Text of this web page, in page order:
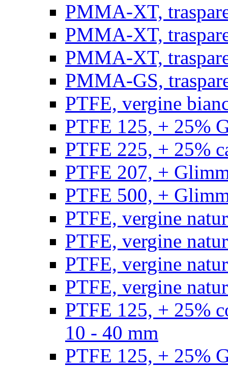
PMMA-XT,
PMMA-XT,
PMMA-XT,
PMMA-GS,
PTFE, vergine
PTFE 125, + 25%
PTFE 225, + 25%
PTFE 207, +
PTFE 500, +
PTFE, vergine
PTFE, vergine
PTFE, vergine
PTFE, vergine
PTFE 125, + 25%
10 - 40 mm
PTFE 125, + 25%